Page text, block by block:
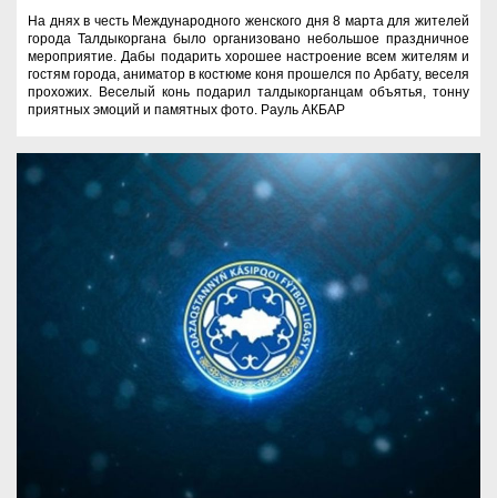
На днях в честь Международного женского дня 8 марта для жителей
города Талдыкоргана было организовано небольшое праздничное
мероприятие. Дабы подарить хорошее настроение всем жителям и
гостям города, аниматор в костюме коня прошелся по Арбату, веселя
прохожих. Веселый конь подарил талдыкорганцам объятья, тонну
приятных эмоций и памятных фото. Рауль АКБАР